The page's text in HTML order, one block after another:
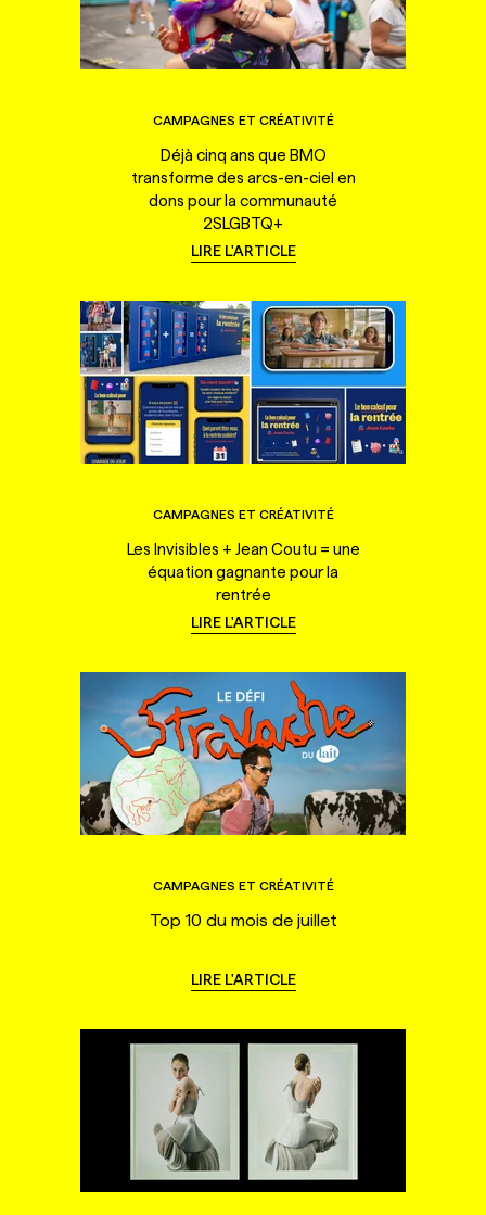
CAMPAGNES ET CRÉATIVITÉ
Déjà cinq ans que BMO
transforme des arcs-en-ciel en
dons pour la communauté
2SLGBTQ+
LIRE L'ARTICLE
CAMPAGNES ET CRÉATIVITÉ
Les Invisibles + Jean Coutu = une
équation gagnante pour la
rentrée
LIRE L'ARTICLE
CAMPAGNES ET CRÉATIVITÉ
Top 10 du mois de juillet
LIRE L'ARTICLE